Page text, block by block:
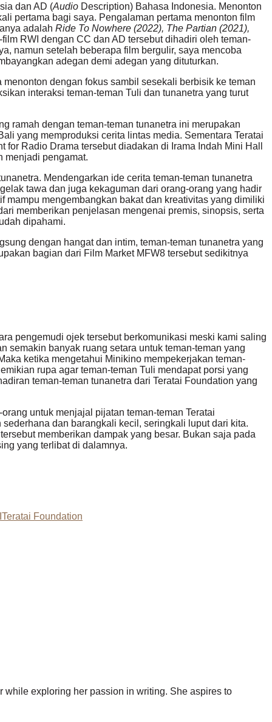
dan AD (Audio Description) Bahasa Indonesia. Menonton
pertama bagi saya. Pengalaman pertama menonton film
adalah Ride To Nowhere (2022), The Partian (2021),
RWI dengan CC dan AD tersebut dihadiri oleh teman-
namun setelah beberapa film bergulir, saya mencoba
adegan demi adegan yang dituturkan.
dengan fokus sambil sesekali berbisik ke teman
interaksi teman-teman Tuli dan tunanetra yang turut
ramah dengan teman-teman tunanetra ini merupakan
yang memproduksi cerita lintas media. Sementara Teratai
for Radio Drama tersebut diadakan di Irama Indah Mini Hall
menjadi pengamat.
Mendengarkan ide cerita teman-teman tunanetra
tawa dan juga kekaguman dari orang-orang yang hadir
mengembangkan bakat dan kreativitas yang dimiliki
memberikan penjelasan mengenai premis, sinopsis, serta
dipahami.
dengan hangat dan intim, teman-teman tunanetra yang
bagian dari Film Market MFW8 tersebut sedikitnya
pengemudi ojek tersebut berkomunikasi meski kami saling
semakin banyak ruang setara untuk teman-teman yang
ketika mengetahui Minikino mempekerjakan teman-
rupa agar teman-teman Tuli mendapat porsi yang
teman-teman tunanetra dari Teratai Foundation yang
untuk menjajal pijatan teman-teman Teratai
dan barangkali kecil, seringkali luput dari kita.
memberikan dampak yang besar. Bukan saja pada
yang terlibat di dalamnya.
Teratai Foundation
while exploring her passion in writing. She aspires to